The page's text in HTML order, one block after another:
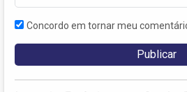
Concordo em tornar meu